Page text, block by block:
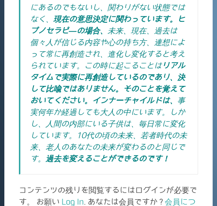
にあるのでもないし、関わりがない状態では
なく、 現在の意思決定に関わっています。ヒ
プノセラピ―の場合、
未来、現在、過去は
個々人が信じる内容や心の持ち方、連想によ
って常に再創造され、進化し変化すると考え
られています。この時に起こることはリアル
タイムで実際に再創造しているのであり、決
して比喩ではありません。そのことを覚えて
おいてください。インナーチャイルドは、 事
実何年か経過しても大人の中にいます。しか
し、人間の内部にいる子供は、毎日常に変化
しています。10代の頃の未来、若者時代の未
来、老人のあなたの未来が変わるのと同じで
す。
過去を変えることができるのです！
コンテンツの残りを閲覧するにはログインが必要で
す。 お願い Log In . あなたは会員ですか ? 会員につ